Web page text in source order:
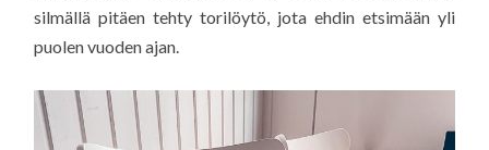
silmällä pitäen tehty torilöytö, jota ehdin etsimään yli
puolen vuoden ajan.